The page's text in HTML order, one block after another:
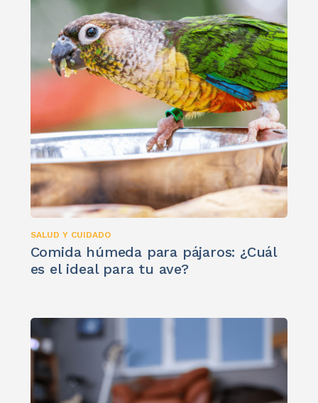
SALUD Y CUIDADO
Comida húmeda para pájaros: ¿Cuál
es el ideal para tu ave?